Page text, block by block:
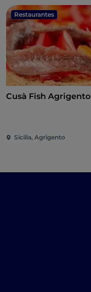
Restaurantes
Cusà Fish Agrigento
Sicilia, Agrigento